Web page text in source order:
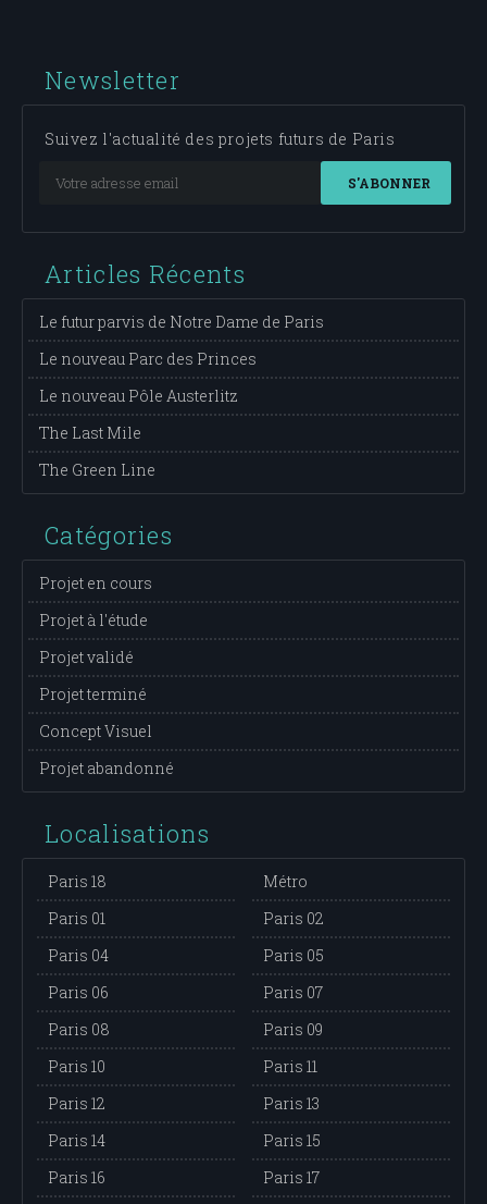
Newsletter
Suivez l'actualité des projets futurs de Paris
S'ABONNER
Articles Récents
Le futur parvis de Notre Dame de Paris
Le nouveau Parc des Princes
Le nouveau Pôle Austerlitz
The Last Mile
The Green Line
Catégories
Projet en cours
Projet à l'étude
Projet validé
Projet terminé
Concept Visuel
Projet abandonné
Localisations
Paris 18
Métro
Paris 01
Paris 02
Paris 04
Paris 05
Paris 06
Paris 07
Paris 08
Paris 09
Paris 10
Paris 11
Paris 12
Paris 13
Paris 14
Paris 15
Paris 16
Paris 17